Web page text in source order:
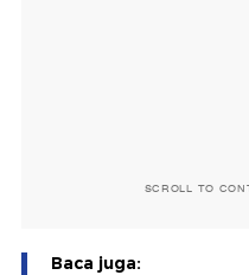
SCROLL TO
Baca juga: